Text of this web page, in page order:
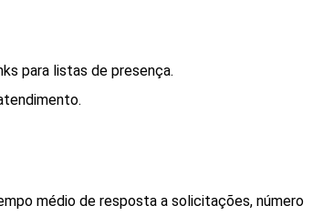
para listas de presença.
médio de resposta a solicitações, número